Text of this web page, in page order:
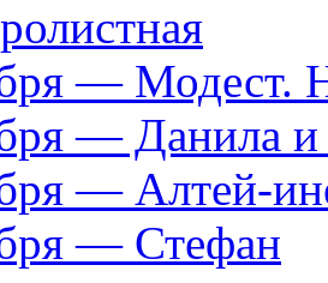
— Модест.
— Данила
— Алтей-
— Стефан